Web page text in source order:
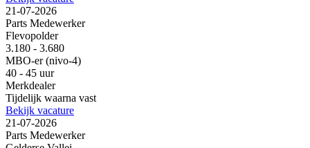
21-07-2026
Parts Medewerker
Flevopolder
3.180 - 3.680
MBO-er (nivo-4)
40 - 45 uur
Merkdealer
Tijdelijk waarna vast
Bekijk vacature
21-07-2026
Parts Medewerker